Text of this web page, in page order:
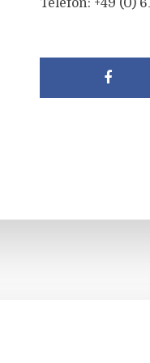
Telefon: +49 (0)